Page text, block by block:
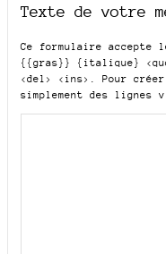
Texte de votre
Ce formulaire accepte
{{gras}} {italique}
<del> <ins>
. Pour
simplement des lignes